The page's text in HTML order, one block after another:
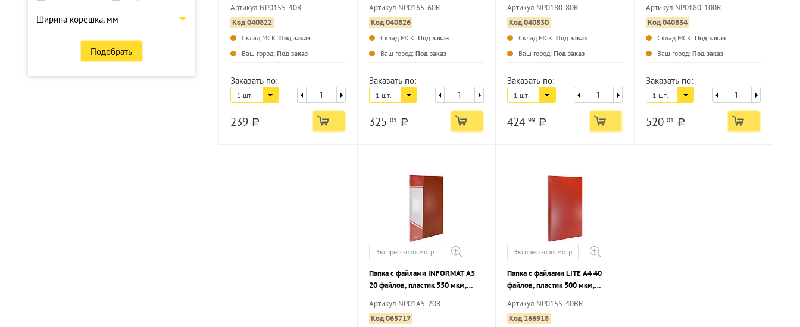
Ширина корешка, мм
Подобрать
Артикул NP0155-40R
Код 040822
Склад МСК: Под заказ
Ваш город: Под заказ
Заказать по:
1 шт.
239 a
Артикул NP0165-60R
Код 040826
Склад МСК: Под заказ
Ваш город: Под заказ
Заказать по:
1 шт.
325 01 a
Артикул NP0180-80R
Код 040830
Склад МСК: Под заказ
Ваш город: Под заказ
Заказать по:
1 шт.
424 99 a
Артикул NP0180-100R
Код 040834
Склад МСК: Под заказ
Ваш город: Под заказ
Заказать по:
1 шт.
520 01 a
Экспресс-просмотр
Папка с файлами INFORMAT А5
20 файлов, пластик 550 мкм,
Артикул NP01A5-20R
Код 065717
Экспресс-просмотр
Папка с файлами LITE А4 40
файлов, пластик 500 мкм,
Артикул NP0155-40BR
Код 166918